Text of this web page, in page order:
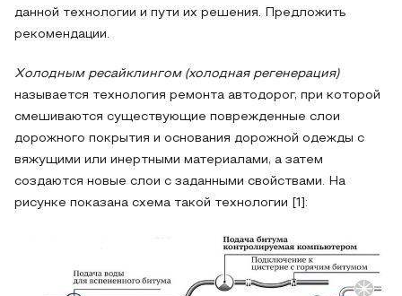
данной технологии и пути их решения. Предложить
рекомендации.
Холодным ресайклингом (холодная регенерация)
называется технология ремонта автодорог, при которой
смешиваются существующие поврежденные слои
дорожного покрытия и основания дорожной одежды с
вяжущими или инертными материалами, а затем
создаются новые слои с заданными свойствами. На
рисунке показана схема такой технологии [1]: